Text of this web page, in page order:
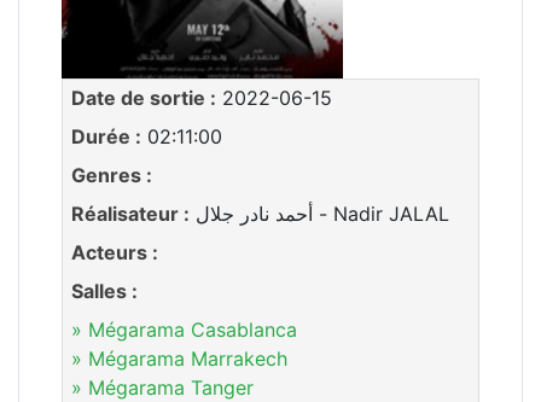
Date de sortie : 2022-06-15
Durée : 02:11:00
Genres :
Réalisateur :
أحمد نادر جلال - Nadir JALAL
Acteurs :
Salles :
» Mégarama Casablanca
» Mégarama Marrakech
» Mégarama Tanger